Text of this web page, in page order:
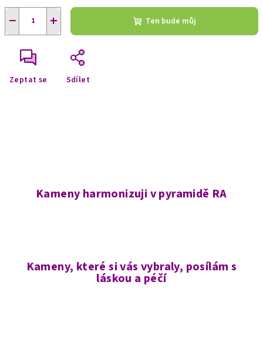
+
− Ten bude můj
Zeptat se Sdílet
Kameny harmonizuji v pyramidě RA
Kameny, které si vás vybraly, posílám s
láskou a péčí